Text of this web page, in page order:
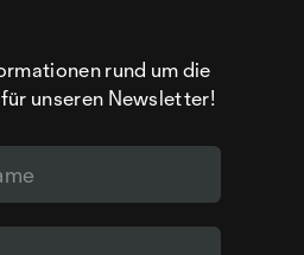
rund um die
unseren Newsletter!